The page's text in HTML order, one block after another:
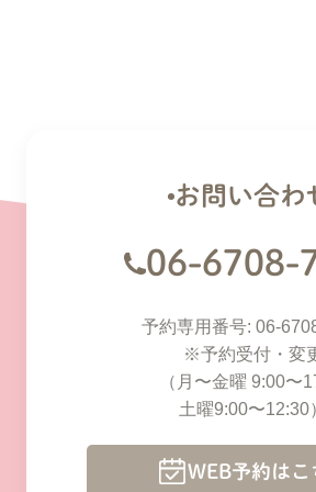
お問い合わ
06-6708-
予約専用番号: 06-
※予約受付・変
（月〜金曜 9:00〜
土曜9:00〜12:30
WEB予約はこ